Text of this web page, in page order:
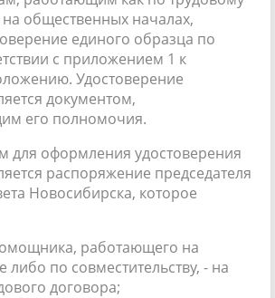
на общественных началах,
единого образца по
с приложением 1 к
Удостоверение
документом,
его полномочия.
для оформления удостоверения
распоряжение председателя
Новосибирска, которое
работающего на
либо по совместительству, - на
договора;